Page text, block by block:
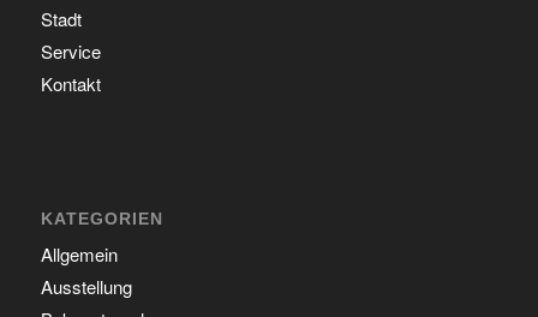
Stadt
Service
Kontakt
KATEGORIEN
Allgemein
Ausstellung